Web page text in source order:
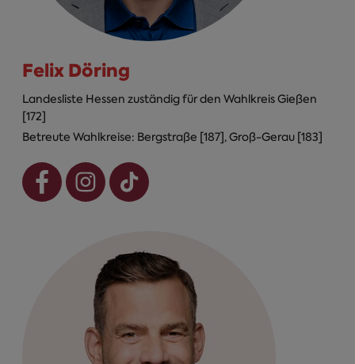
Felix Döring
Landesliste Hessen zuständig für den Wahlkreis Gießen
[172]
Betreute Wahlkreise: Bergstraße [187], Groß-Gerau [183]